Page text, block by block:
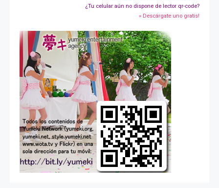
¿Tu celular aún no dispone de lector qr-code?
» Descárgate uno gratis!